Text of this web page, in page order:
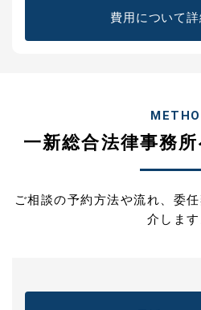
費用について
一新総合法律事務
ご相談の予約方法や流れ、委
介します